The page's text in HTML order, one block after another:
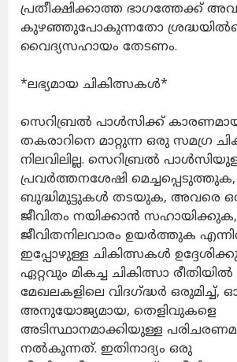
പ്രതീക്ഷിക്കാത്ത ഭാഗത്തേക്ക് അവ
കുഴഞ്ഞുപോകുന്നതോ
വൈദ്യസഹായം തേടണം.
*ലഭ്യമായ ചികിത്സകൾ*
സെറിബ്രൽ പാൾസിക്ക്
തകരാറിനെ മാറ്റുന്ന ഒരു സമഗ്ര
നിലവിലില്ല. സെറിബ്രൽ
പ്രവർത്തനശേഷി മെച്ചപ്പെടുത്തുക,
ബുദ്ധിമുട്ടുകൾ തടയുക, അവരെ
ജീവിതം നയിക്കാൻ
ജീവിതനിലവാരം ഉയർത്തുക
ഇപ്പോഴുള്ള ചികിത്സകൾ
ഏറ്റവും മികച്ച ചികിത്സാ രീതിയിൽ
മേഖലകളിലെ വിദഗ്ദ്ധർ ഒരുമിച്ച്,
അനുയോജ്യമായ, തെളിവുകളെ
അടിസ്ഥാനമാക്കിയുള്ള
നൽകുന്നത്. ഇതിനാദ്യം ഒരു